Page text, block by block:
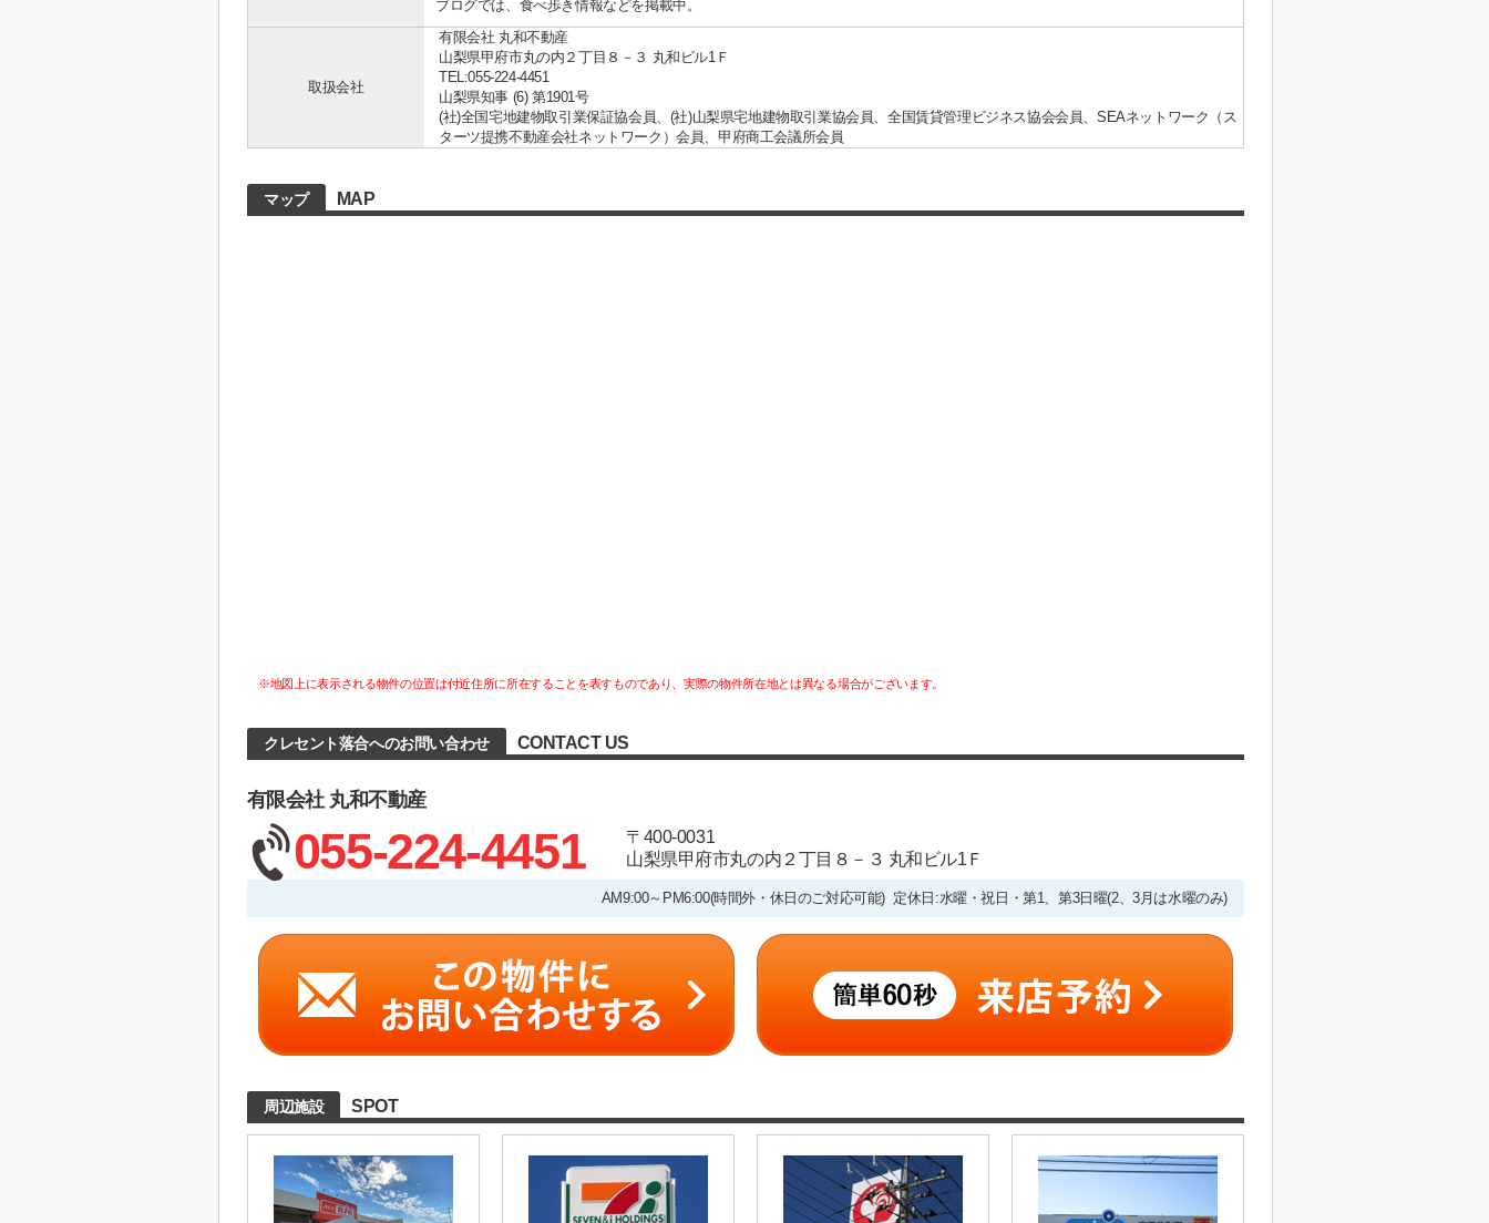
ブログでは、食べ歩き情報などを掲載中。
取扱会社
有限会社 丸和不動産
山梨県甲府市丸の内２丁目８－３ 丸和ビル1Ｆ
TEL:055-224-4451
山梨県知事 (6) 第1901号
(社)全国宅地建物取引業保証協会員、(社)山梨県宅地建物取引業協会員、全国賃貸管理ビジネス協会会員、SEAネットワーク（ス
ターツ提携不動産会社ネットワーク）会員、甲府商工会議所会員
マップ MAP
※地図上に表示される物件の位置は付近住所に所在することを表すものであり、実際の物件所在地とは異なる場合がございます。
クレセント落合へのお問い合わせ CONTACT US
有限会社 丸和不動産
055-224-4451
〒400-0031
山梨県甲府市丸の内２丁目８－３ 丸和ビル1Ｆ
AM9:00～PM6:00(時間外・休日のご対応可能) 定休日:水曜・祝日・第1、第3日曜(2、3月は水曜のみ)
周辺施設 SPOT